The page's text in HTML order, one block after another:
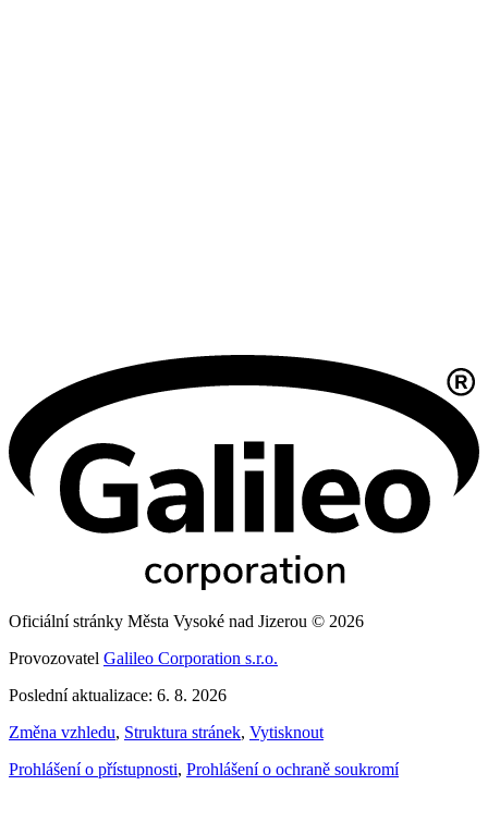
Oficiální stránky Města Vysoké nad Jizerou © 2026
Provozovatel Galileo Corporation s.r.o.
Poslední aktualizace: 6. 8. 2026
Změna vzhledu, Struktura stránek, Vytisknout
Prohlášení o přístupnosti, Prohlášení o ochraně soukromí